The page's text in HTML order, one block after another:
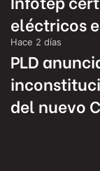
eléctricos
Hace 2 días
PLD
del nuevo